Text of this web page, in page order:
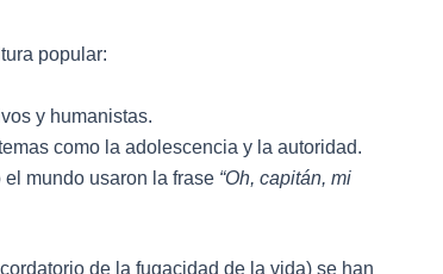
popular:
y humanistas.
como la adolescencia y la autoridad.
el mundo usaron la frase “Oh, capitán, mi
de la fugacidad de la vida) se han